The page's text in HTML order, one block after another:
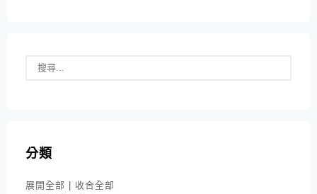
分類
展開全部 | 收合全部